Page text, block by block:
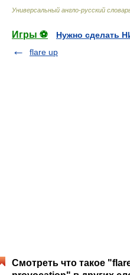
Универсальный англо-русский
Игры ⚽
Нужно сделать
flare up
Смотреть что такое